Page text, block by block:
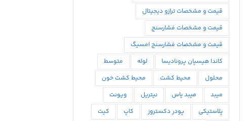
قیمت و مشخصات ترازو دیجیتال
قیمت و مشخصات فشارسنج
قیمت و مشخصات فشارسنج امسیگ
كاندا هيسپان پروناديسا
لوله
متوسط
محلول
محيط كشت
محیط کشت خون
میبد
میبد یاس نیتریل
ویونت
پلاستیکی
پودر دکستروز کاپ
کیت